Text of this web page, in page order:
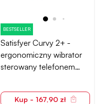
BESTSELLER
Satisfyer Curvy 2+ -
ergonomiczny wibrator
sterowany telefonem
Kup - 167,90 zł